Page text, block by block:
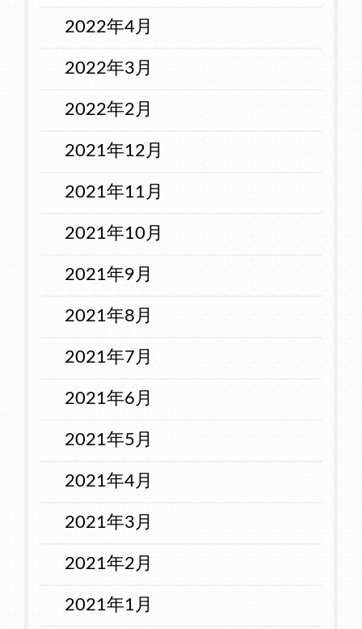
2022年4月
2022年3月
2022年2月
2021年12月
2021年11月
2021年10月
2021年9月
2021年8月
2021年7月
2021年6月
2021年5月
2021年4月
2021年3月
2021年2月
2021年1月